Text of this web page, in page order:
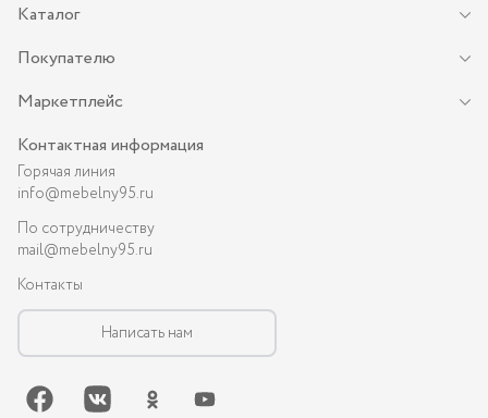
Каталог
Покупателю
Маркетплейс
Контактная информация
Горячая линия
info@mebelny95.ru
По сотрудничеству
mail@mebelny95.ru
Контакты
Написать нам